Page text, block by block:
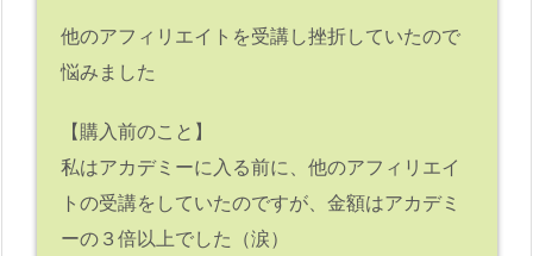
他のアフィリエイトを受講し挫折していたので
悩みました
【購入前のこと】
私はアカデミーに入る前に、他のアフィリエイ
トの受講をしていたのですが、金額はアカデミ
ーの３倍以上でした（涙）